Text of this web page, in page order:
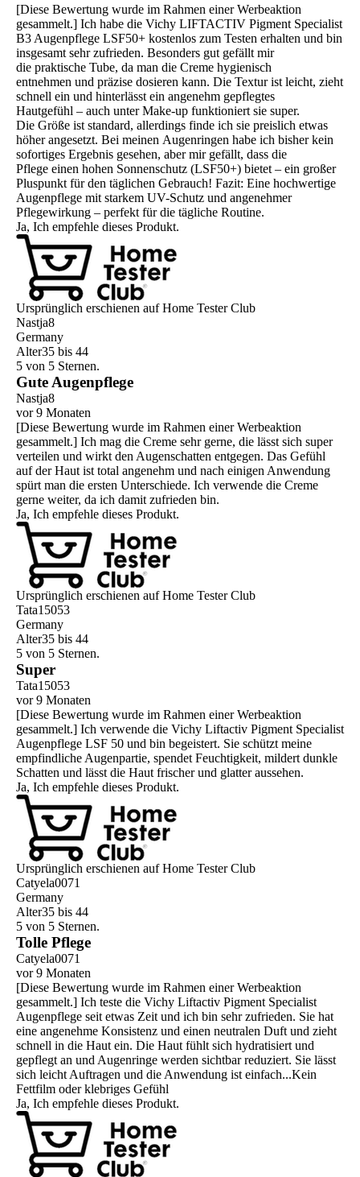
[Diese Bewertung wurde im Rahmen einer Werbeaktion
gesammelt.] Ich habe die Vichy LIFTACTIV Pigment Specialist
B3 Augenpflege LSF50+ kostenlos zum Testen erhalten und bin
insgesamt sehr zufrieden. Besonders gut gefällt mir
die praktische Tube, da man die Creme hygienisch
entnehmen und präzise dosieren kann. Die Textur ist leicht, zieht
schnell ein und hinterlässt ein angenehm gepflegtes
Hautgefühl – auch unter Make-up funktioniert sie super.
Die Größe ist standard, allerdings finde ich sie preislich etwas
höher angesetzt. Bei meinen Augenringen habe ich bisher kein
sofortiges Ergebnis gesehen, aber mir gefällt, dass die
Pflege einen hohen Sonnenschutz (LSF50+) bietet – ein großer
Pluspunkt für den täglichen Gebrauch! Fazit: Eine hochwertige
Augenpflege mit starkem UV-Schutz und angenehmer
Pflegewirkung – perfekt für die tägliche Routine.
Ja, Ich empfehle dieses Produkt.
Ursprünglich erschienen auf Home Tester Club
Nastja8
Germany
Alter35 bis 44
5 von 5 Sternen.
Gute Augenpflege
Nastja8
vor 9 Monaten
[Diese Bewertung wurde im Rahmen einer Werbeaktion
gesammelt.] Ich mag die Creme sehr gerne, die lässt sich super
verteilen und wirkt den Augenschatten entgegen. Das Gefühl
auf der Haut ist total angenehm und nach einigen Anwendung
spürt man die ersten Unterschiede. Ich verwende die Creme
gerne weiter, da ich damit zufrieden bin.
Ja, Ich empfehle dieses Produkt.
Ursprünglich erschienen auf Home Tester Club
Tata15053
Germany
Alter35 bis 44
5 von 5 Sternen.
Super
Tata15053
vor 9 Monaten
[Diese Bewertung wurde im Rahmen einer Werbeaktion
gesammelt.] Ich verwende die Vichy Liftactiv Pigment Specialist
Augenpflege LSF 50 und bin begeistert. Sie schützt meine
empfindliche Augenpartie, spendet Feuchtigkeit, mildert dunkle
Schatten und lässt die Haut frischer und glatter aussehen.
Ja, Ich empfehle dieses Produkt.
Ursprünglich erschienen auf Home Tester Club
Catyela0071
Germany
Alter35 bis 44
5 von 5 Sternen.
Tolle Pflege
Catyela0071
vor 9 Monaten
[Diese Bewertung wurde im Rahmen einer Werbeaktion
gesammelt.] Ich teste die Vichy Liftactiv Pigment Specialist
Augenpflege seit etwas Zeit und ich bin sehr zufrieden. Sie hat
eine angenehme Konsistenz und einen neutralen Duft und zieht
schnell in die Haut ein. Die Haut fühlt sich hydratisiert und
gepflegt an und Augenringe werden sichtbar reduziert. Sie lässt
sich leicht Auftragen und die Anwendung ist einfach...Kein
Fettfilm oder klebriges Gefühl
Ja, Ich empfehle dieses Produkt.